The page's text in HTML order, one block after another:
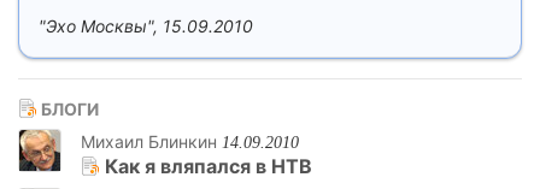
"Эхо Москвы", 15.09.2010
БЛОГИ
Михаил Блинкин 14.09.2010
Как я вляпался в НТВ